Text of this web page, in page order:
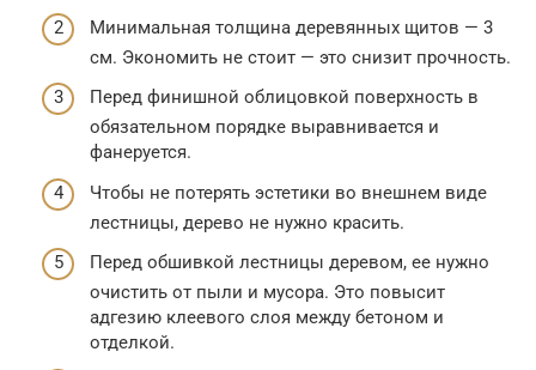
Минимальная толщина деревянных щитов — 3
см. Экономить не стоит — это снизит прочность.
Перед финишной облицовкой поверхность в
обязательном порядке выравнивается и
фанеруется.
Чтобы не потерять эстетики во внешнем виде
лестницы, дерево не нужно красить.
Перед обшивкой лестницы деревом, ее нужно
очистить от пыли и мусора. Это повысит
адгезию клеевого слоя между бетоном и
отделкой.